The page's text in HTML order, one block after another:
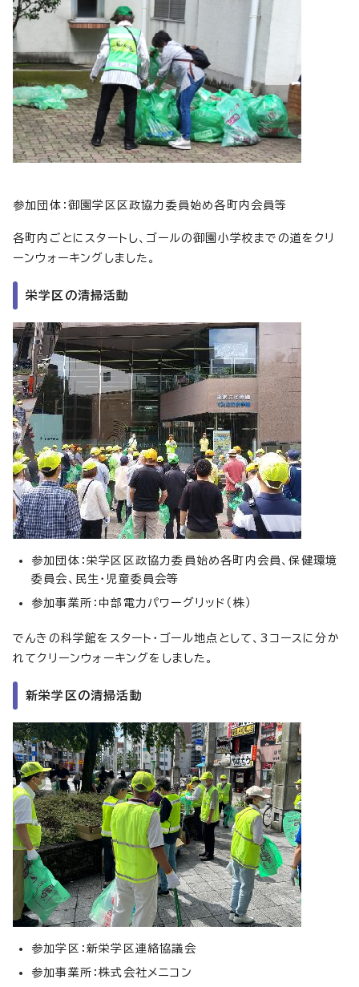
参加団体：御園学区区政協力委員始め各町内会員等
各町内ごとにスタートし、ゴールの御園小学校までの道をクリ
ーンウォーキングしました。
栄学区の清掃活動
参加団体：栄学区区政協力委員始め各町内会員、保健環境
委員会、民生・児童委員会等
参加事業所：中部電力パワーグリッド（株）
でんきの科学館をスタート・ゴール地点として、3コースに分か
れてクリーンウォーキングをしました。
新栄学区の清掃活動
参加学区：新栄学区連絡協議会
参加事業所：株式会社メニコン